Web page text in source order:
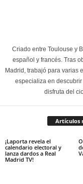
Criado entre Toulouse y
español y francés. Tras
Madrid, trabajó para varias
especializa en
disfruta del
Artículos
¡Laporta revela el
calendario electoral y
lanza dardos a Real
Madrid TV!